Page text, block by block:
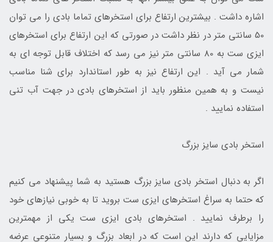
اشاره داشت . بیشترین ارتفاع برای استخرهای تماما بادی را می توان
50 سانتی متر در نظر داشت در صورتی که این ارتفاع برای استخرهای
ایزی ست به 80 سانتی متر نیز می رسد که اختلاف قابل توجه ای به
شمار می آید . این ارتفاع نیز به طور استاندارد برای شنا مناسب
نیست و به همین منظور باید از استخرهای بادی در جهت آب تنی
استفاده نمایید .
استخر بادی سایز بزرگ
اگر به دنبال استخر بادی سایز بزرگ هستید به شما پیشنهاد می کنیم
که حتما به سراغ استخرهای ایزی ست بروید تا به خوبی نیازهای خود
را برطرف نمایید . استخرهای بادی ایزی ست یکی از مهمترین
مزایایی که دارند این است که در ابعاد بزرگ و بسیار متنوعی عرضه